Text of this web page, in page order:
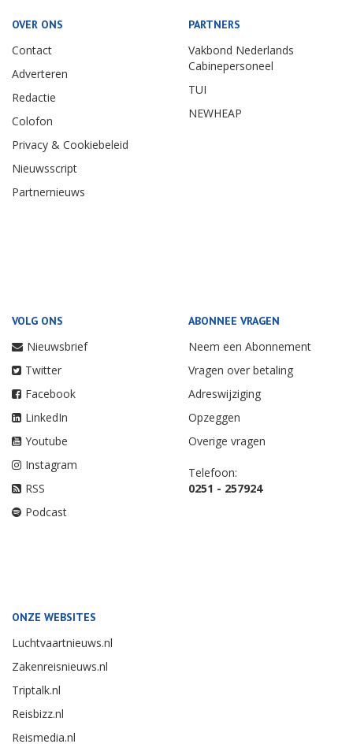
OVER ONS
Contact
Adverteren
Redactie
Colofon
Privacy & Cookiebeleid
Nieuwsscript
Partnernieuws
PARTNERS
Vakbond Nederlands
Cabinepersoneel
TUI
NEWHEAP
VOLG ONS
Nieuwsbrief
Twitter
Facebook
LinkedIn
Youtube
Instagram
RSS
Podcast
ABONNEE VRAGEN
Neem een Abonnement
Vragen over betaling
Adreswijziging
Opzeggen
Overige vragen
Telefoon:
0251 - 257924
ONZE WEBSITES
Luchtvaartnieuws.nl
Zakenreisnieuws.nl
Triptalk.nl
Reisbizz.nl
Reismedia.nl